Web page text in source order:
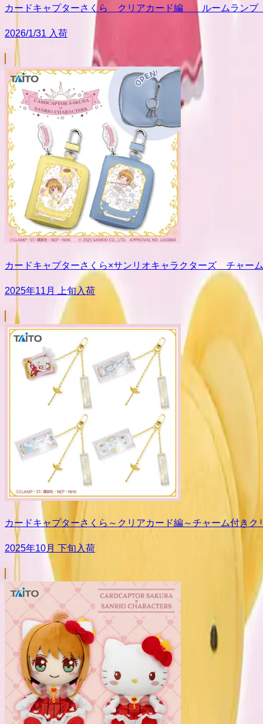
カードキャプターさくら クリアカード編 ルームラン
2026/1/31 入荷
カードキャプターさくら×サンリオキャラクターズ チャー
2025年11月 上旬入荷
カードキャプターさくら～クリアカード編～チャーム付きク
2025年10月 下旬入荷